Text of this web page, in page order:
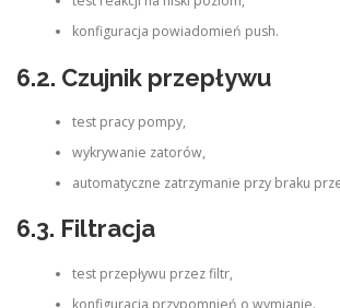
konfiguracja powiadomień push.
6.2. Czujnik przepływu
test pracy pompy,
wykrywanie zatorów,
automatyczne zatrzymanie przy braku
6.3. Filtracja
test przepływu przez filtr,
konfiguracja przypomnień o wymianie.